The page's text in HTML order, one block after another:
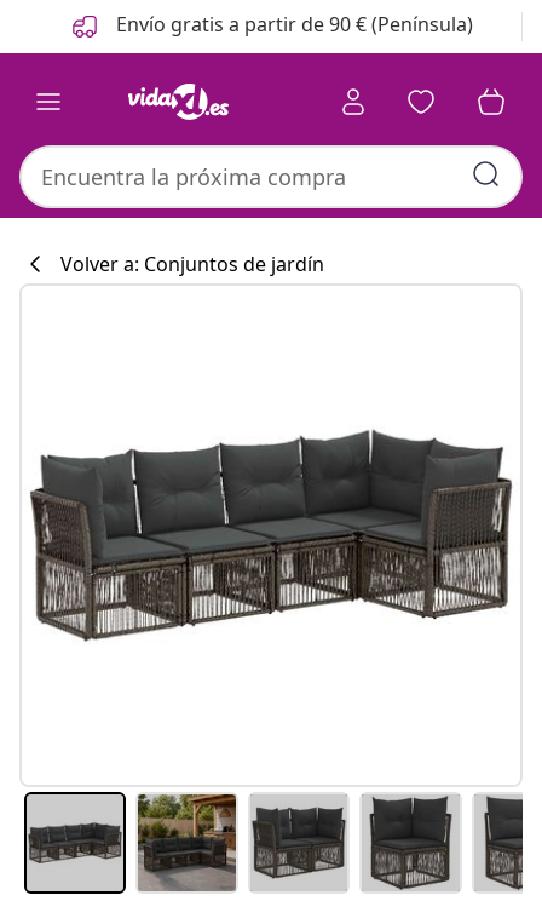
Anterior
Siguiente Envío gratis a partir de 90 € (Península)
#sharemevidaxl
Volver a: Conjuntos de jardín